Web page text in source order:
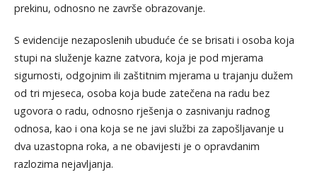
prekinu, odnosno ne završe obrazovanje.
S evidencije nezaposlenih ubuduće će se brisati i osoba koja
stupi na služenje kazne zatvora, koja je pod mjerama
sigurnosti, odgojnim ili zaštitnim mjerama u trajanju dužem
od tri mjeseca, osoba koja bude zatečena na radu bez
ugovora o radu, odnosno rješenja o zasnivanju radnog
odnosa, kao i ona koja se ne javi službi za zapošljavanje u
dva uzastopna roka, a ne obavijesti je o opravdanim
razlozima nejavljanja.